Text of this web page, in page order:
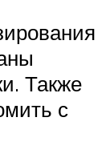
Также
с